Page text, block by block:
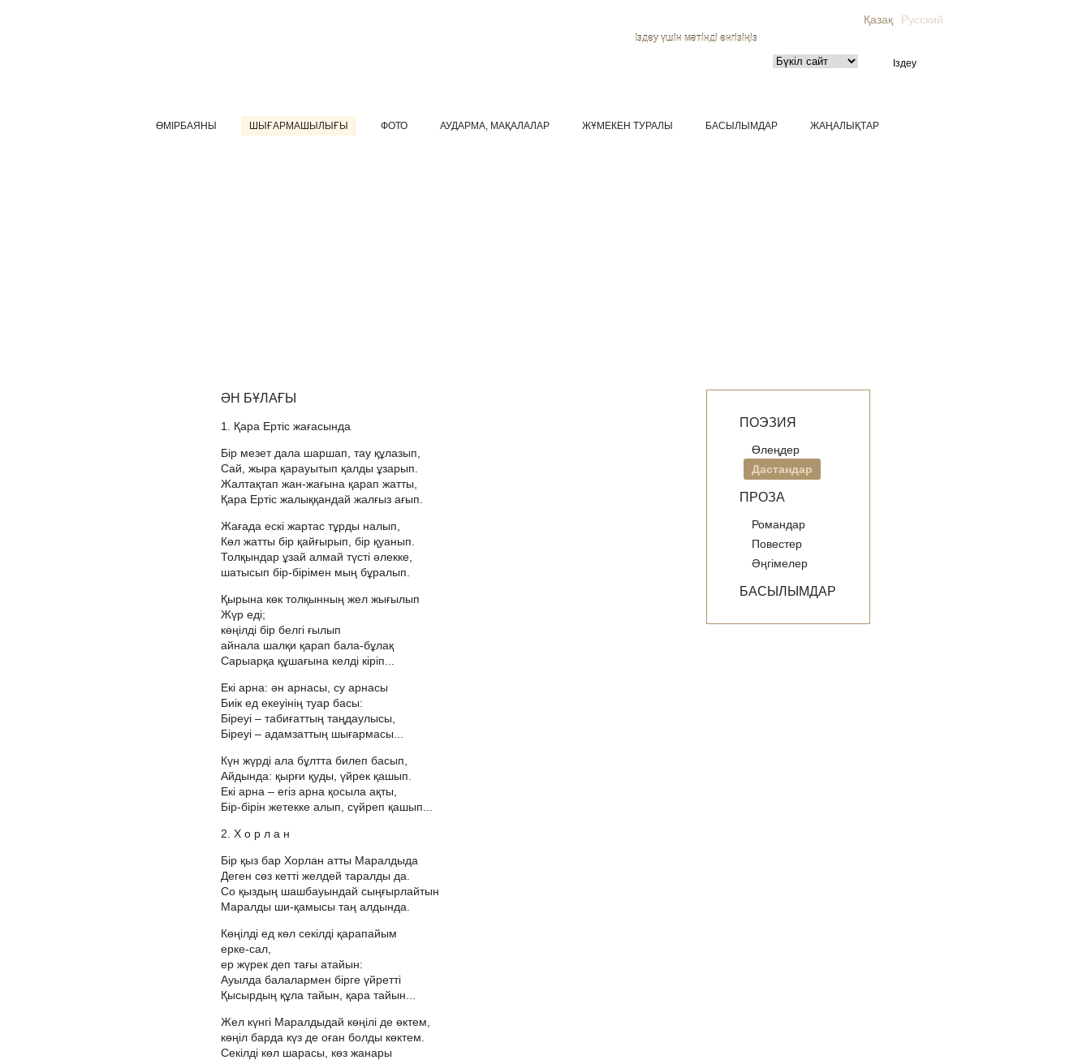
Қазақ Русский
Іздеу үшін мәтінді енгізіңіз
ӨМІРБАЯНЫ ШЫҒАРМАШЫЛЫҒЫ ФОТО АУДАРМА, МАҚАЛАЛАР ЖҰМЕКЕН ТУРАЛЫ БАСЫЛЫМДАР ЖАҢАЛЫҚТАР
ПОЭЗИЯ
Өлеңдер
Дастандар
ПРОЗА
Романдар
Повестер
Әңгімелер
БАСЫЛЫМДАР
ӘН БҰЛАҒЫ
1. Қара Ертіс жағасында
Бір мезет дала шаршап, тау құлазып,
Сай, жыра қарауытып қалды ұзарып.
Жалтақтап жан-жағына қарап жатты,
Қара Ертіс жалыққандай жалғыз ағып.
Жағада ескі жартас тұрды налып,
Көл жатты бір қайғырып, бір қуанып.
Толқындар ұзай алмай түсті әлекке,
шатысып бір-бірімен мың бұралып.
Қырына көк толқынның жел жығылып
Жүр еді;
көңілді бір белгі ғылып
айнала шалқи қарап бала-бұлақ
Сарыарқа құшағына келді кіріп...
Екі арна: ән арнасы, су арнасы
Биік ед екеуінің туар басы:
Біреуі – табиғаттың таңдаулысы,
Біреуі – адамзаттың шығармасы...
Күн жүрді ала бұлтта билеп басып,
Айдында: қырғи қуды, үйрек қашып.
Екі арна – егіз арна қосыла ақты,
Бір-бірін жетекке алып, сүйреп қашып...
2. Х о р л а н
Бір қыз бар Хорлан атты Маралдыда
Деген сөз кетті желдей таралды да.
Со қыздың шашбауындай сыңғырлайтын
Маралды ши-қамысы таң алдында.
Көңілді ед көл секілді қарапайым
ерке-сал,
ер жүрек деп тағы атайын:
Ауылда балалармен бірге үйретті
Қысырдың құла тайын, қара тайын...
Жел күнгі Маралдыдай көңілі де өктем,
көңіл барда күз де оған болды көктем.
Секілді көл шарасы, көз жанары